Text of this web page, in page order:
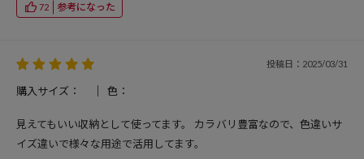
72 参考になった
投稿日：2025/03/31
購入サイズ： 色：
見えてもいい収納として使ってます。 カラバリ豊富なので、色違いサ
イズ違いで様々な用途で活用してます。